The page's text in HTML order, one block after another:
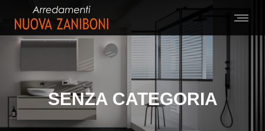
SENZA CATEGORIA